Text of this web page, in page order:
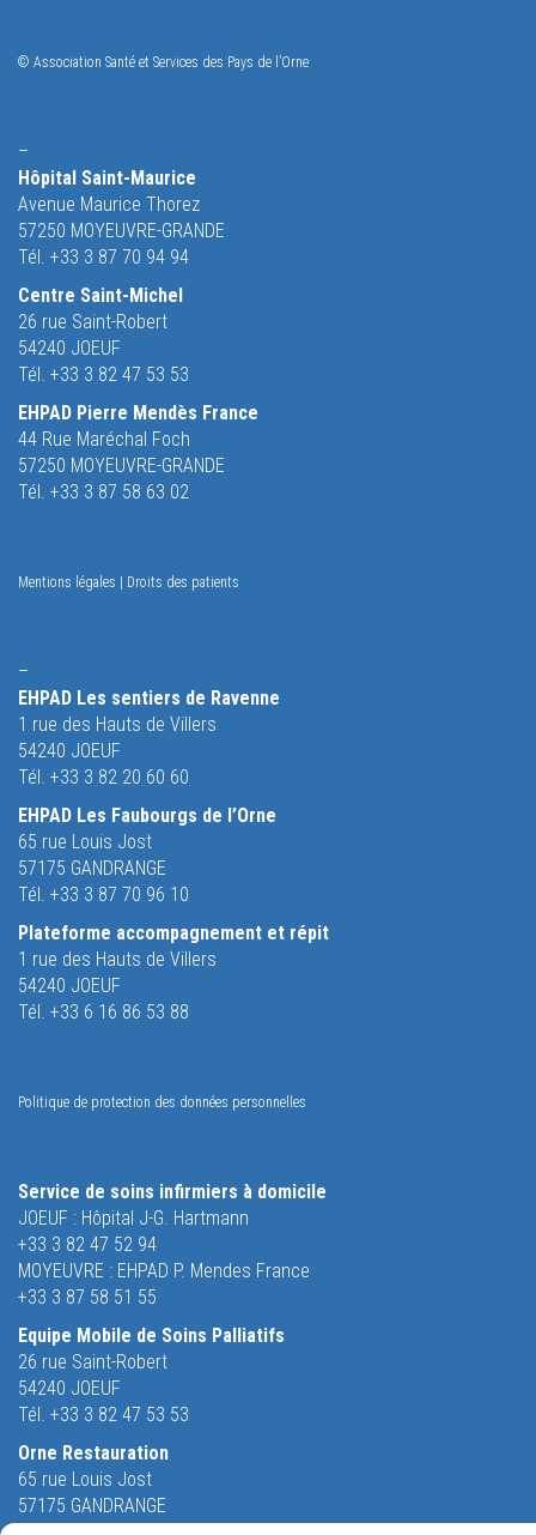
© Association Santé et Services des Pays de l’Orne
–
Hôpital Saint-Maurice
Avenue Maurice Thorez
57250 MOYEUVRE-GRANDE
Tél. +33 3 87 70 94 94
Centre Saint-Michel
26 rue Saint-Robert
54240 JOEUF
Tél. +33 3 82 47 53 53
EHPAD Pierre Mendès France
44 Rue Maréchal Foch
57250 MOYEUVRE-GRANDE
Tél. +33 3 87 58 63 02
Mentions légales | Droits des patients
–
EHPAD Les sentiers de Ravenne
1 rue des Hauts de Villers
54240 JOEUF
Tél. +33 3 82 20 60 60
EHPAD Les Faubourgs de l’Orne
65 rue Louis Jost
57175 GANDRANGE
Tél. +33 3 87 70 96 10
Plateforme accompagnement et répit
1 rue des Hauts de Villers
54240 JOEUF
Tél. +33 6 16 86 53 88
Politique de protection des données personnelles
Service de soins infirmiers à domicile
JOEUF : Hôpital J-G. Hartmann
+33 3 82 47 52 94
MOYEUVRE : EHPAD P. Mendes France
+33 3 87 58 51 55
Equipe Mobile de Soins Palliatifs
26 rue Saint-Robert
54240 JOEUF
Tél. +33 3 82 47 53 53
Orne Restauration
65 rue Louis Jost
57175 GANDRANGE